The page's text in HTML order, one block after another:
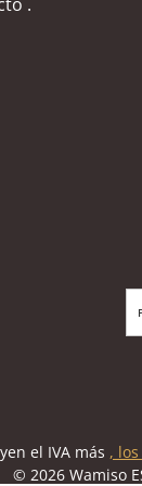
el IVA más ,
© 2026 Wamiso